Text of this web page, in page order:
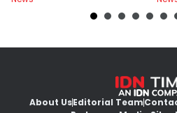
About UsEditorial Team